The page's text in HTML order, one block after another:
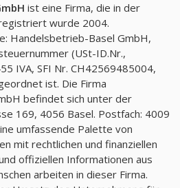
ist eine Firma, die in der
wurde 2004.
Handelsbetrieb-Basel GmbH,
(USt-ID.Nr.,
IVA, SFI Nr. CH42569485004,
ist. Die Firma
befindet sich unter der
169, 4056 Basel. Postfach: 4009
umfassende Palette von
mit rechtlichen und finanziellen
offiziellen Informationen aus
arbeiten in dieser Firma.